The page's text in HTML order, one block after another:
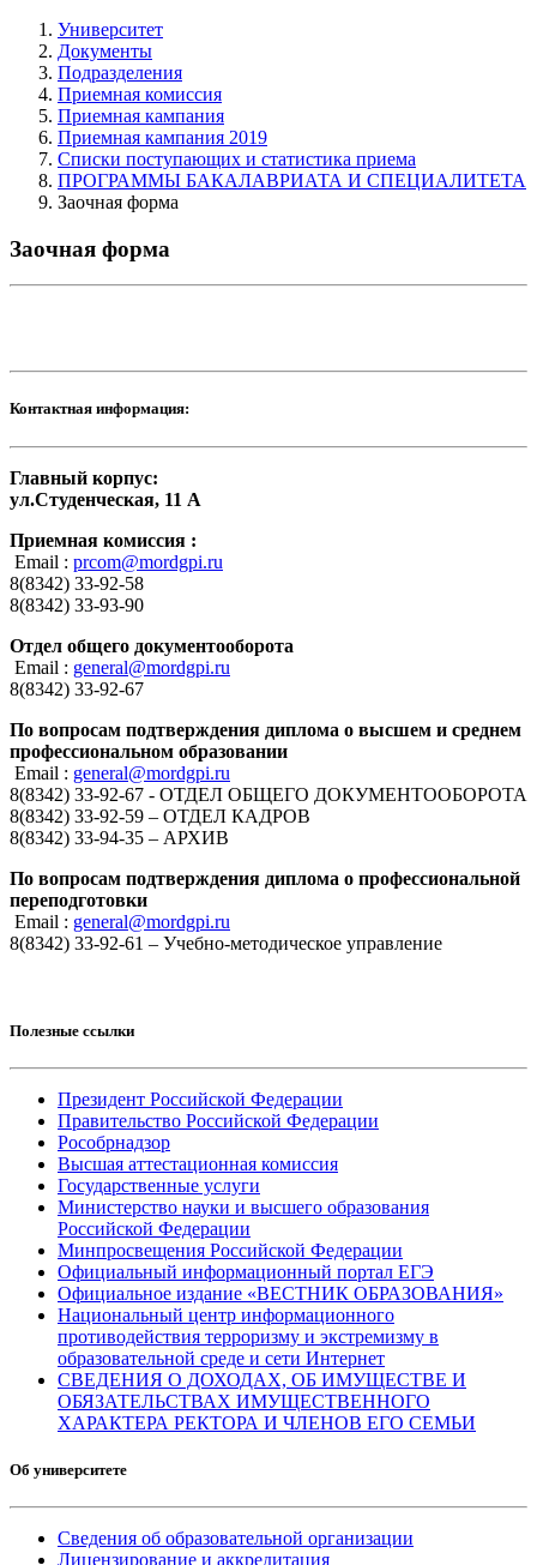
Университет
Документы
Подразделения
Приемная комиссия
Приемная кампания
Приемная кампания 2019
Списки поступающих и статистика приема
ПРОГРАММЫ БАКАЛАВРИАТА И СПЕЦИАЛИТЕТА
Заочная форма
Заочная форма
Контактная информация:
Главный корпус:
ул.Студенческая, 11 А
Приемная комиссия :
Email : prcom@mordgpi.ru
8(8342) 33-92-58
8(8342) 33-93-90
Отдел общего документооборота
Email : general@mordgpi.ru
8(8342) 33-92-67
По вопросам подтверждения диплома о высшем и среднем
профессиональном образовании
Email : general@mordgpi.ru
8(8342) 33-92-67 - ОТДЕЛ ОБЩЕГО ДОКУМЕНТООБОРОТА
8(8342) 33-92-59 – ОТДЕЛ КАДРОВ
8(8342) 33-94-35 – АРХИВ
По вопросам подтверждения диплома о профессиональной
переподготовки
Email : general@mordgpi.ru
8(8342) 33-92-61 – Учебно-методическое управление
Полезные ссылки
Президент Российской Федерации
Правительство Российской Федерации
Рособрнадзор
Высшая аттестационная комиссия
Государственные услуги
Министерство науки и высшего образования
Российской Федерации
Минпросвещения Российской Федерации
Официальный информационный портал ЕГЭ
Официальное издание «ВЕСТНИК ОБРАЗОВАНИЯ»
Национальный центр информационного
противодействия терроризму и экстремизму в
образовательной среде и сети Интернет
СВЕДЕНИЯ О ДОХОДАХ, ОБ ИМУЩЕСТВЕ И
ОБЯЗАТЕЛЬСТВАХ ИМУЩЕСТВЕННОГО
ХАРАКТЕРА РЕКТОРА И ЧЛЕНОВ ЕГО СЕМЬИ
Об университете
Сведения об образовательной организации
Лицензирование и аккредитация